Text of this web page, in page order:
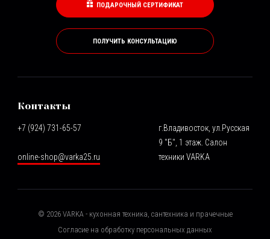
ПОДАРОЧНЫЙ СЕРТИФИКАТ
ПОЛУЧИТЬ КОНСУЛЬТАЦИЮ
Контакты
+7 (924) 731-65-57
online-shop@varka25.ru
г.Владивосток, ул.Русская
9 "Б", 1 этаж. Салон
техники VARKA
© 2026VARKA - кухонная техника, сантехника и прачечные
Согласие на обработку персональных данных